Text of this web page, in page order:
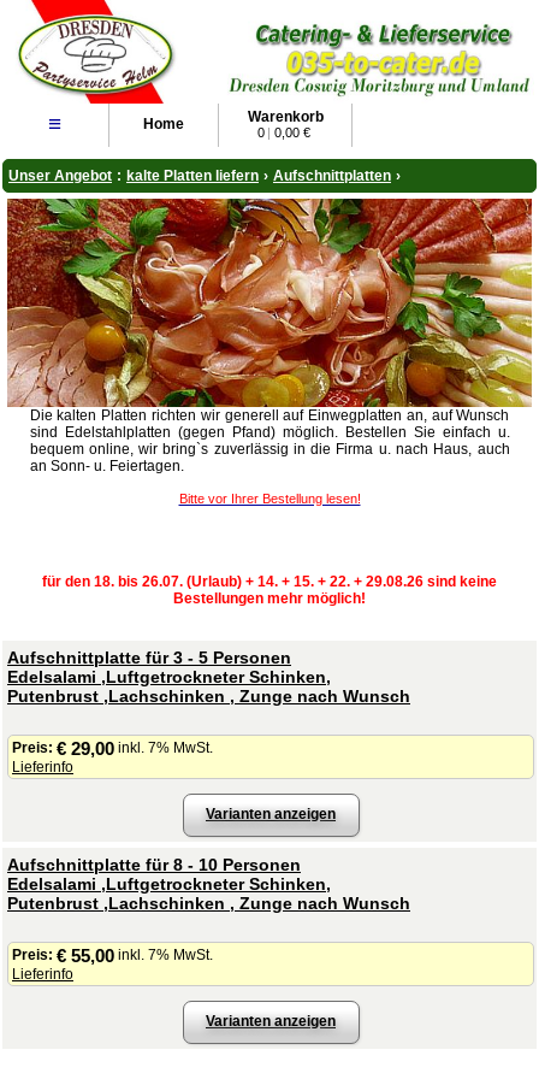
≡ Home Warenkorb
0 | 0,00 €
Unser Angebot : kalte Platten liefern › Aufschnittplatten ›
Die kalten Platten richten wir generell auf Einwegplatten an, auf Wunsch
sind Edelstahlplatten (gegen Pfand) möglich. Bestellen Sie einfach u.
bequem online, wir bring`s zuverlässig in die Firma u. nach Haus, auch
an Sonn- u. Feiertagen.
Bitte vor Ihrer Bestellung lesen!
für den 18. bis 26.07. (Urlaub) + 14. + 15. + 22. + 29.08.26 sind keine
Bestellungen mehr möglich!
Aufschnittplatte für 3 - 5 Personen
Edelsalami ,Luftgetrockneter Schinken,
Putenbrust ,Lachschinken , Zunge nach Wunsch
Preis: € 29,00 inkl. 7% MwSt.
Lieferinfo
Varianten anzeigen
Aufschnittplatte für 8 - 10 Personen
Edelsalami ,Luftgetrockneter Schinken,
Putenbrust ,Lachschinken , Zunge nach Wunsch
Preis: € 55,00 inkl. 7% MwSt.
Lieferinfo
Varianten anzeigen